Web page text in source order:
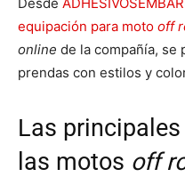
equipación para moto off
online de la compañía, se
prendas con estilos y
Las
las motos off